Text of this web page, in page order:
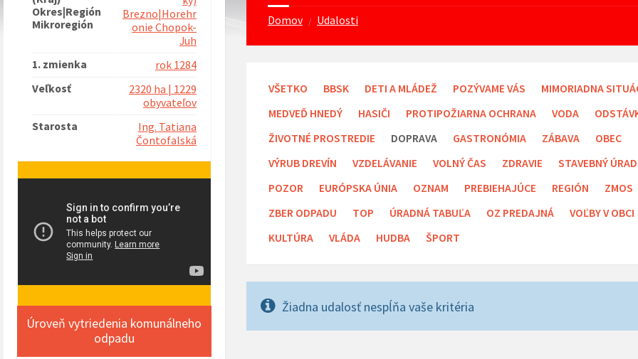
Domov / Udalosti
VŠETKO BBSK DETI A MLÁDEŽ POZÝVAME VÁS
MIMORIADNA
MEDVEĎ HNEDÝ
HASIČI PROTIPOŽIARNA OCHRANA VODA
ŽIVOTNÉ PROSTREDIE
DOPRAVA GASTRONÓMIA ZÁBAVA
OBEC
VÝRUB DREVÍN
VZDELÁVANIE VOLNÝ ČAS ZDRAVIE
STAVEBNÝ ÚRAD
POZOR
EURÓPSKA ÚNIA OZNAM PREBIEHAJÚCE REGIÓN
ZMOS
ZBER ODPADU
TOP ÚRADNÁ TABUĽA OZ PREDAJNÁ
VOĽBY V OBCI
KULTÚRA
VLÁDA HUDBA ŠPORT
Žiadna udalosť nespĺňa vaše kritéria
Okres|Región
Mikroregión
Brezno|Horehr
onie Chopok-
Juh
1. zmienka
rok 1284
Veľkosť
2320 ha | 1229
obyvateľov
Starosta
Ing. Tatiana
Čontofalská
Úroveň vytriedenia komunálneho
odpadu